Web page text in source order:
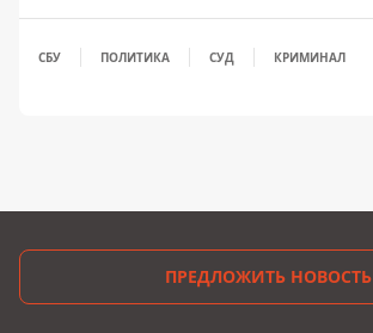
СБУ ПОЛИТИКА СУД КРИМИНАЛ
ПРЕДЛОЖИТЬ НОВОСТЬ